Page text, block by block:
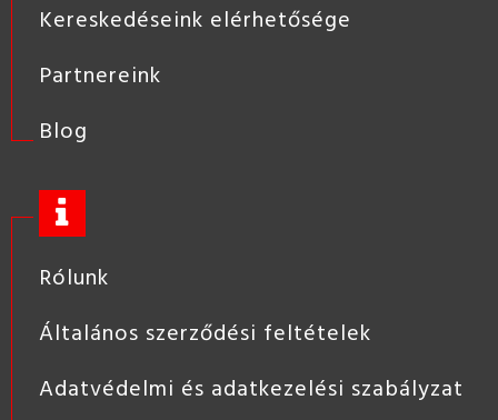
Kereskedéseink elérhetősége
Partnereink
Blog
Rólunk
Általános szerződési feltételek
Adatvédelmi és adatkezelési szabályzat